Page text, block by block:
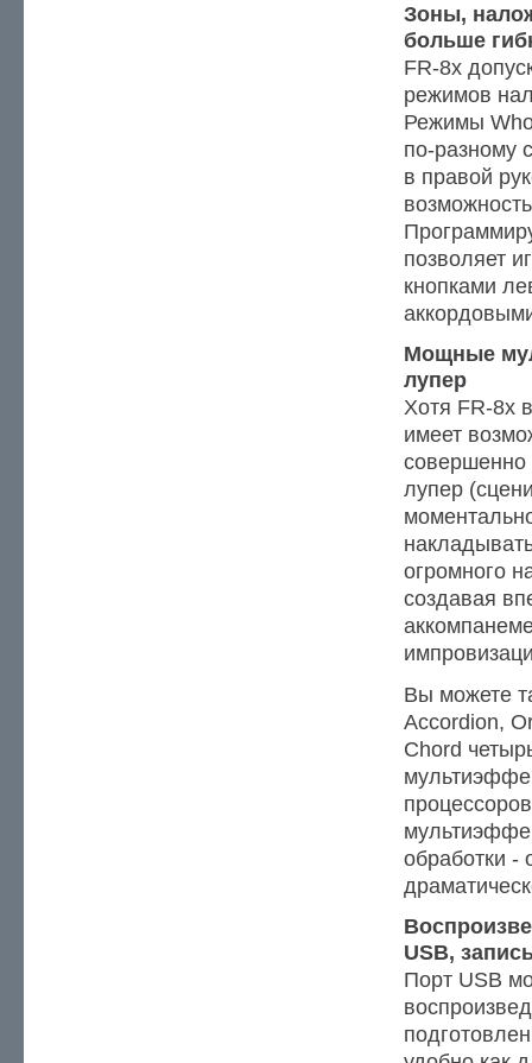
Зоны,
больше
FR-8x
режимов
Режимы
по-разному
в правой
позволяет
кнопками
Мощные
лупер
Хотя FR-8x
имеет
совершенно
лупер
огромного
создавая
Вы можете
Accordion,
Chord
обработки -
USB,
Порт USB